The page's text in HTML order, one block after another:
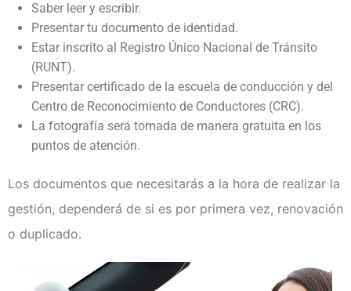
Saber leer y escribir.
Presentar tu documento de identidad.
Estar inscrito al Registro Único Nacional de Tránsito
(RUNT).
Presentar certificado de la escuela de conducción y del
Centro de Reconocimiento de Conductores (CRC).
La fotografía será tomada de manera gratuita en los
puntos de atención.
Los documentos que necesitarás a la hora de realizar la
gestión, dependerá de si es por primera vez, renovación
o duplicado.